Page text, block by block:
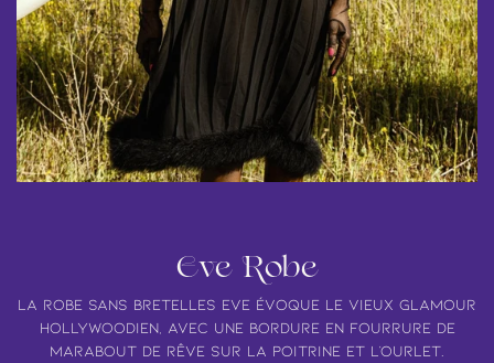
Eve Robe
La robe sans bretelles Eve évoque le vieux glamour
hollywoodien, avec une bordure en fourrure de
marabout de rêve sur la poitrine et l'ourlet.